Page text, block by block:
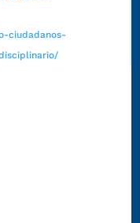
ciudadanos-